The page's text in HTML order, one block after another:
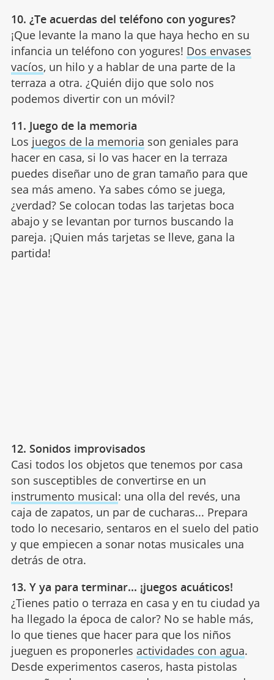
10. ¿Te acuerdas del teléfono con yogures?
¡Que levante la mano la que haya hecho en su
infancia un teléfono con yogures! Dos envases
vacíos, un hilo y a hablar de una parte de la
terraza a otra. ¿Quién dijo que solo nos
podemos divertir con un móvil?
11. Juego de la memoria
Los juegos de la memoria son geniales para
hacer en casa, si lo vas hacer en la terraza
puedes diseñar uno de gran tamaño para que
sea más ameno. Ya sabes cómo se juega,
¿verdad? Se colocan todas las tarjetas boca
abajo y se levantan por turnos buscando la
pareja. ¡Quien más tarjetas se lleve, gana la
partida!
12. Sonidos improvisados
Casi todos los objetos que tenemos por casa
son susceptibles de convertirse en un
instrumento musical: una olla del revés, una
caja de zapatos, un par de cucharas... Prepara
todo lo necesario, sentaros en el suelo del patio
y que empiecen a sonar notas musicales una
detrás de otra.
13. Y ya para terminar... ¡juegos acuáticos!
¿Tienes patio o terraza en casa y en tu ciudad ya
ha llegado la época de calor? No se hable más,
lo que tienes que hacer para que los niños
jueguen es proponerles actividades con agua.
Desde experimentos caseros, hasta pistolas